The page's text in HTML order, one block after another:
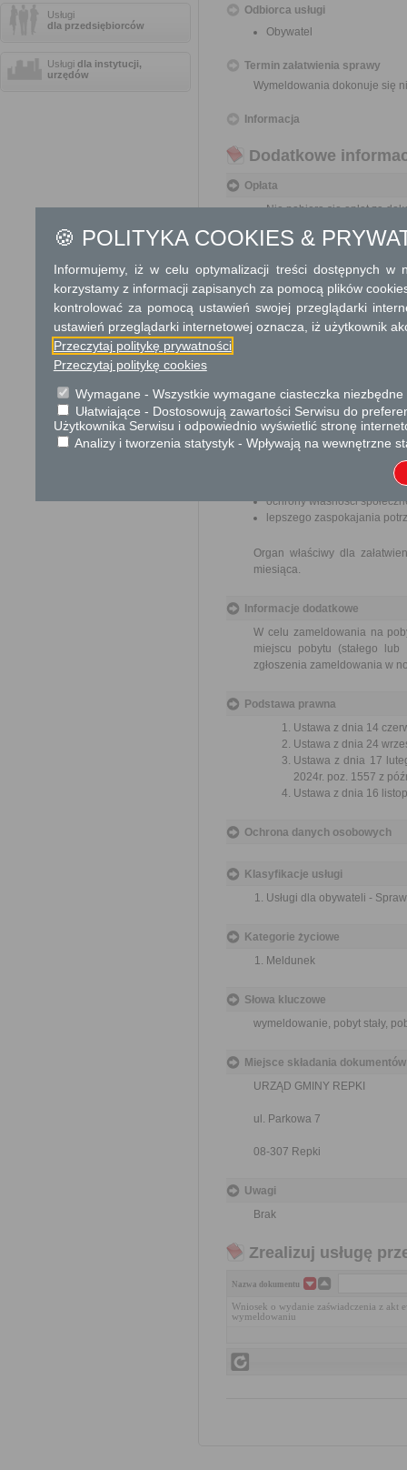
Usługi
dla przedsiębiorców
Usługi dla instytucji,
urzędów
Odbiorca usługi
Obywatel
Termin załatwienia sprawy
Wymeldowania dokonuje się
Informacja
Dodatkowe
Opłata
Nie pobiera się opłat za
jego odpisu, wypisu lub
Tryb odwoławczy
Brak
spraw.
Przedmiotem wniosku mogą
ulepszenia organizacji,
wzmacnianie
usprawnienie pracy i
ochrony własności
lepszego zaspokajania
Organ właściwy dla
miesiąca.
Informacje dodatkowe
W celu zameldowania na
miejscu pobytu (stałego
zgłoszenia zameldowania w
Podstawa prawna
Ustawa z dnia 14
Ustawa z dnia 24
Ustawa z dnia 17
2024r. poz. 1557 z
Ustawa z dnia 16
Ochrona danych osobowych
Klasyfikacje usługi
Usługi dla obywateli -
Kategorie życiowe
Meldunek
Słowa kluczowe
wymeldowanie, pobyt stały,
Miejsce składania dokumentów
URZĄD GMINY REPKI
ul. Parkowa 7
08-307 Repki
Uwagi
Brak
Zrealizuj usługę
Nazwa dokumentu
Wniosek o wydanie zaświadczenia z akt
wymeldowaniu
🍪 POLITYKA COOKIES &
Informujemy, iż w celu optymalizacji treści dostępnych w
korzystamy z informacji zapisanych za pomocą plików
kontrolować za pomocą ustawień swojej przeglądarki
ustawień przeglądarki internetowej oznacza, iż użytkownik
Przeczytaj politykę prywatności
Przeczytaj politykę cookies
Wymagane - Wszystkie wymagane ciasteczka
Ułatwiające - Dostosowują zawartości Serwisu do
Użytkownika Serwisu i odpowiednio wyświetlić stronę
Analizy i tworzenia statystyk - Wpływają na wewnętrzne